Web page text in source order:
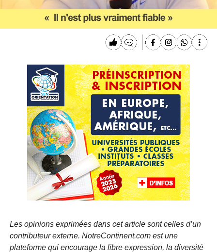
Les opinions exprimées dans cet article sont celles d’un
contributeur externe. NotreContinent.com est une
plateforme qui encourage la libre expression, la diversité